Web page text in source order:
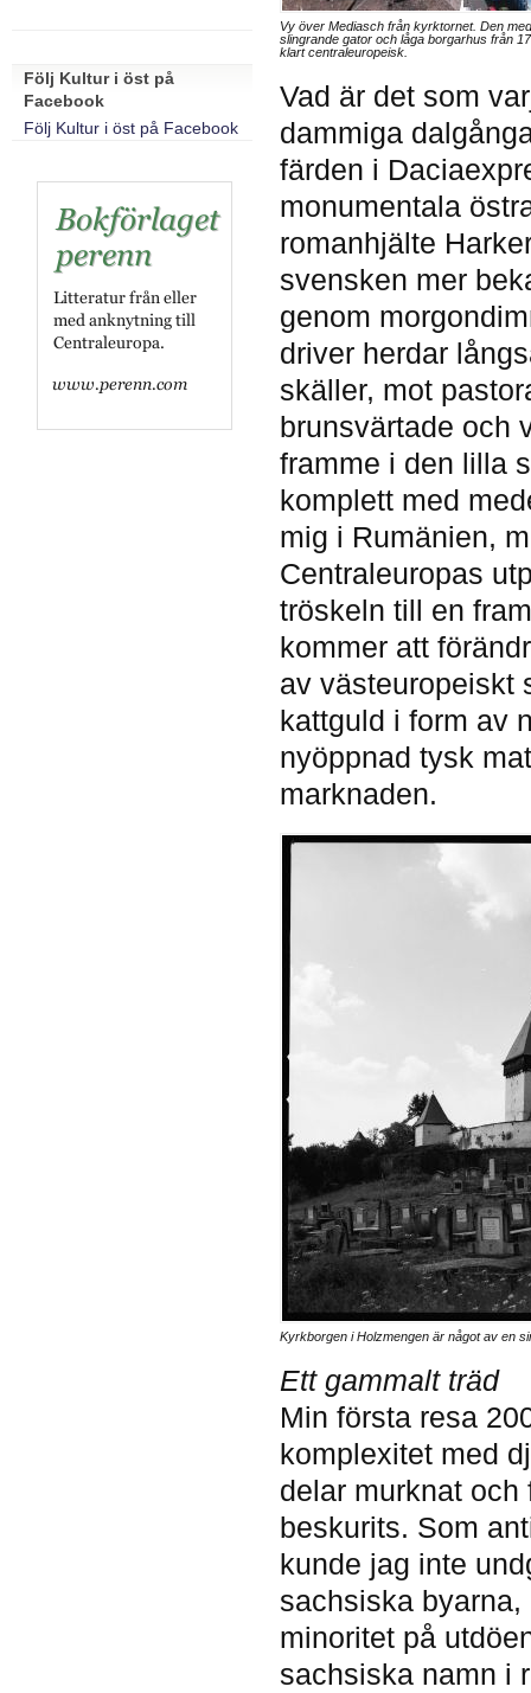
Vy över Mediasch från kyrktornet. Den
slingrande gator och låga borgarhus från
klart centraleuropeisk.
Vad är det som
dammiga
färden i
monumentala
romanhjälte
svensken mer
genom
driver herdar
skäller, mot
brunsvärtade och
framme i den lilla
komplett med
mig i Rumänien,
Centraleuropas
tröskeln till en
kommer att
av västeuropeiskt
kattguld i form av
nyöppnad tysk
marknaden.
Kyrkborgen i Holzmengen är något av en
Ett gammalt träd
Min första resa
komplexitet med
delar murknat
beskurits. Som
kunde jag inte
sachsiska
minoritet på
sachsiska namn i
Följ Kultur i öst på
Facebook
Följ Kultur i öst på Facebook